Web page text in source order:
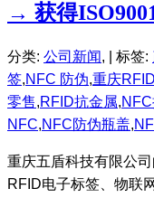
→ 获得
分类: 公司新闻, | 标签:
签,NFC 防伪,重庆RFID
零售,RFID抗金属,
NFC,NFC防伪瓶盖,
重庆五盾科技有限公
RFID电子标签、物联